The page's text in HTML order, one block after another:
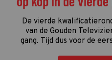
De vierde
van de Gouden
gang. Tijd dus voor de